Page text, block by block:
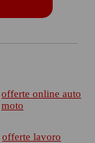
offerte online auto
moto
offerte lavoro